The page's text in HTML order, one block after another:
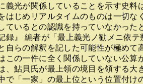
義光が関係していることを示す史料
はじめリアルタイムのものは一切な
ているとの認識を持っていなかった
録』 編者が「最上義光ノ勧メニ依テ
自らの解釈を記した可能性が極めて
この一件に全く関係していない公算
、鮎貝氏が最上領の境目を領する大
で「一家」の最上位という位置付け